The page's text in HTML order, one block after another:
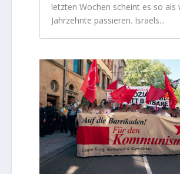
letzten Wochen scheint es so als
Jahrzehnte passieren. Israels...